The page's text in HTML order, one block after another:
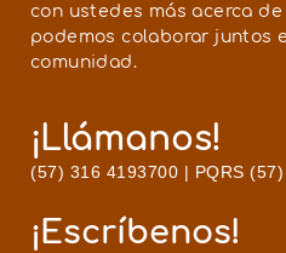
con ustedes más acerca
podemos colaborar juntos
comunidad.
¡Llámanos!
(57) 316 4193700 | PQRS
¡Escríbenos!